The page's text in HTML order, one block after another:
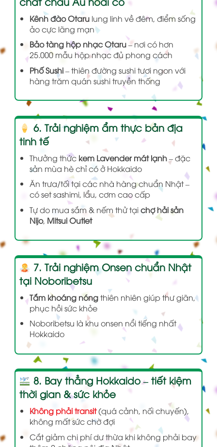
Kênh đào Otarulung linh về đêm, điểm sống
ảo cực lãng mạn
Bảo tàng hộp nhạc Otaru– nơi có hơn
25.000 mẫu hộp nhạc đủ phong cách
Phố Sushi– thiên đường sushi tươi ngon với
hàng trăm quán sushi truyền thống
6. Trải nghiệm ẩm thực bản địa
tinh tế
Thưởng thức kem Lavender mát lạnh– đặc
sản mùa hè chỉ có ở Hokkaido
Ăn trưa/tối tại các nhà hàng chuẩn Nhật –
có set sashimi, lẩu, cơm cao cấp
Tự do mua sắm & nếm thử tạichợ hải sản
Nijo, Mitsui Outlet
7. Trải nghiệm Onsen chuẩn Nhật
tại Noboribetsu
Tắm khoáng nóngthiên nhiên giúp thư giãn,
phục hồi sức khỏe
Noboribetsu là khu onsen nổi tiếng nhất
Hokkaido
8. Bay thẳng Hokkaido – tiết kiệm
thời gian & sức khỏe
Không phải transit(quá cảnh, nối chuyến),
không mất sức chờ đợi
Cắt giảm chi phí dư thừa khi không phải bay